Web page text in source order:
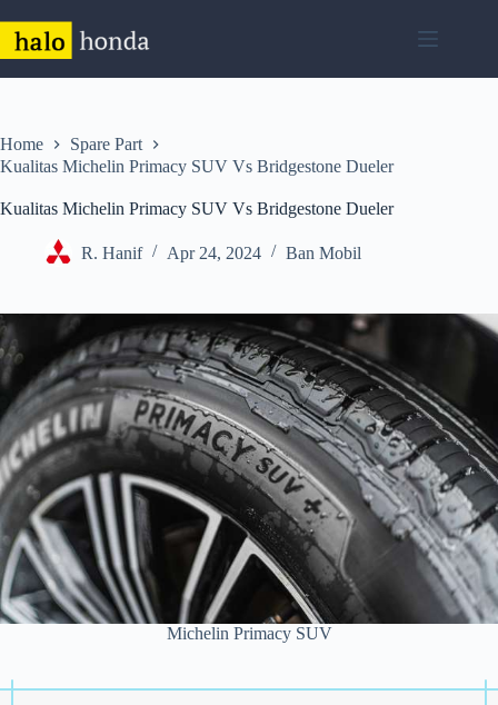
to
content
Home
Spare Part
Kualitas Michelin Primacy SUV Vs Bridgestone Dueler
Kualitas Michelin Primacy SUV Vs Bridgestone Dueler
R. Hanif Apr 24, 2024 Ban Mobil
Michelin Primacy SUV